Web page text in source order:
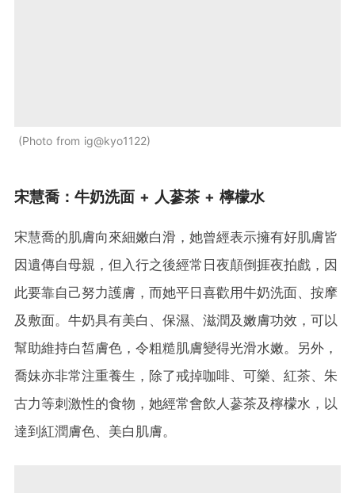
Photo from ig@kyo1122
宋慧喬：牛奶洗面 + 人蔘茶 + 檸檬水
宋慧喬的肌膚向來細嫩白滑，她曾經表示擁有好肌膚皆
因遺傳自母親，但入行之後經常日夜顛倒捱夜拍戲，因
此要靠自己努力護膚，而她平日喜歡用牛奶洗面、按摩
及敷面。牛奶具有美白、保濕、滋潤及嫩膚功效，可以
幫助維持白皙膚色，令粗糙肌膚變得光滑水嫩。另外，
喬妹亦非常注重養生，除了戒掉咖啡、可樂、紅茶、朱
古力等刺激性的食物，她經常會飲人蔘茶及檸檬水，以
達到紅潤膚色、美白肌膚。